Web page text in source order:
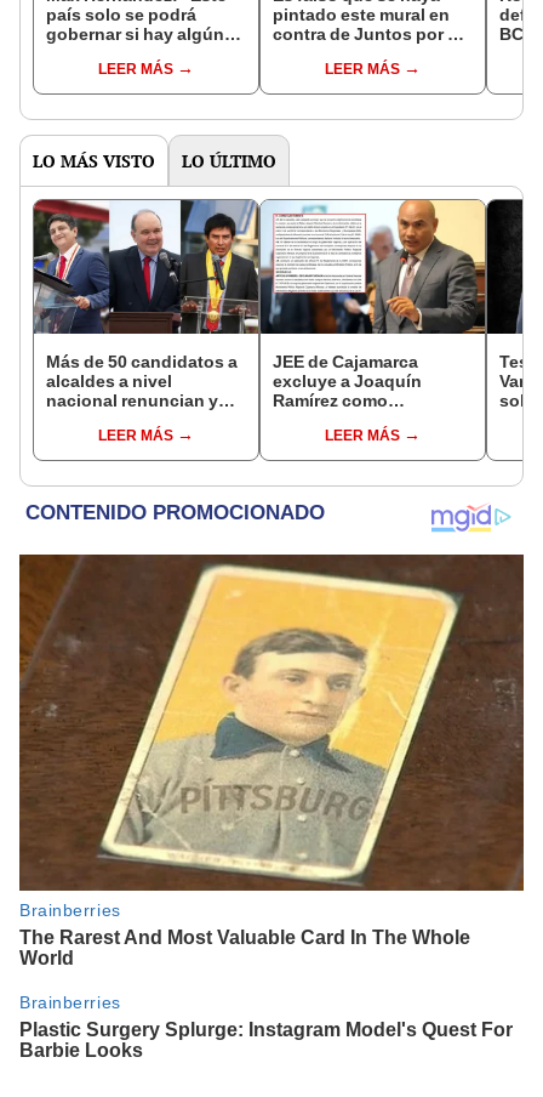
país solo se podrá
gobernar si hay algún
candidaturas”
LEER MÁS
pintado este mural en
contra de Juntos por el
original fue alterada con
IA
LEER MÁS
LO MÁS VISTO LO ÚLTIMO
Más de 50 candidatos a
alcaldes a nivel
nacional renuncian y
encubiertaLEER MÁS
JEE de Cajamarca
excluye a Joaquín
Ramírez como
regional por ocultar
sentencia
LEER MÁS